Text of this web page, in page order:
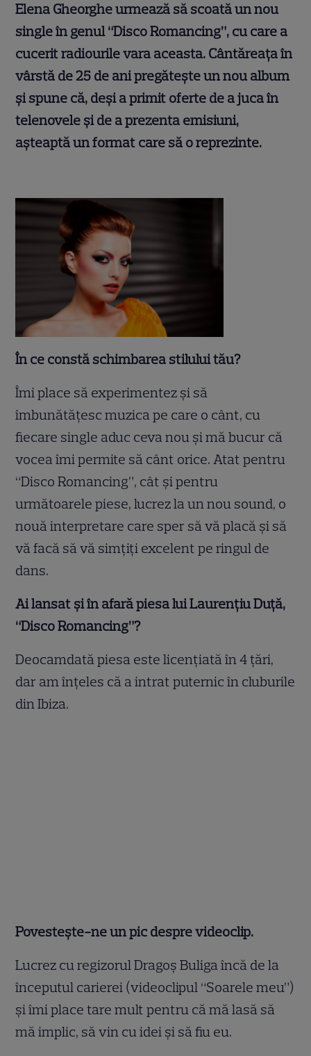
Elena Gheorghe urmează să scoată un nou
single în genul “Disco Romancing”, cu care a
cucerit radiourile vara aceasta. Cântăreaţa în
vârstă de 25 de ani pregăteşte un nou album
şi spune că, deşi a primit oferte de a juca în
telenovele şi de a prezenta emisiuni,
aşteaptă un format care să o reprezinte.
În ce constă schimbarea stilului tău?
Îmi place să experimentez şi să
îmbunătăţesc muzica pe care o cânt, cu
fiecare single aduc ceva nou şi mă bucur că
vocea îmi permite să cânt orice. Atat pentru
“Disco Romancing”, cât şi pentru
următoarele piese, lucrez la un nou sound, o
nouă interpretare care sper să vă placă şi să
vă facă să vă simţiţi excelent pe ringul de
dans.
Ai lansat şi în afară piesa lui Laurenţiu Duţă,
“Disco Romancing”?
Deocamdată piesa este licenţiată în 4 ţări,
dar am înţeles că a intrat puternic în cluburile
din Ibiza.
Povesteşte-ne un pic despre videoclip.
Lucrez cu regizorul Dragoş Buliga încă de la
începutul carierei (videoclipul “Soarele meu”)
şi îmi place tare mult pentru că mă lasă să
mă implic, să vin cu idei şi să fiu eu.